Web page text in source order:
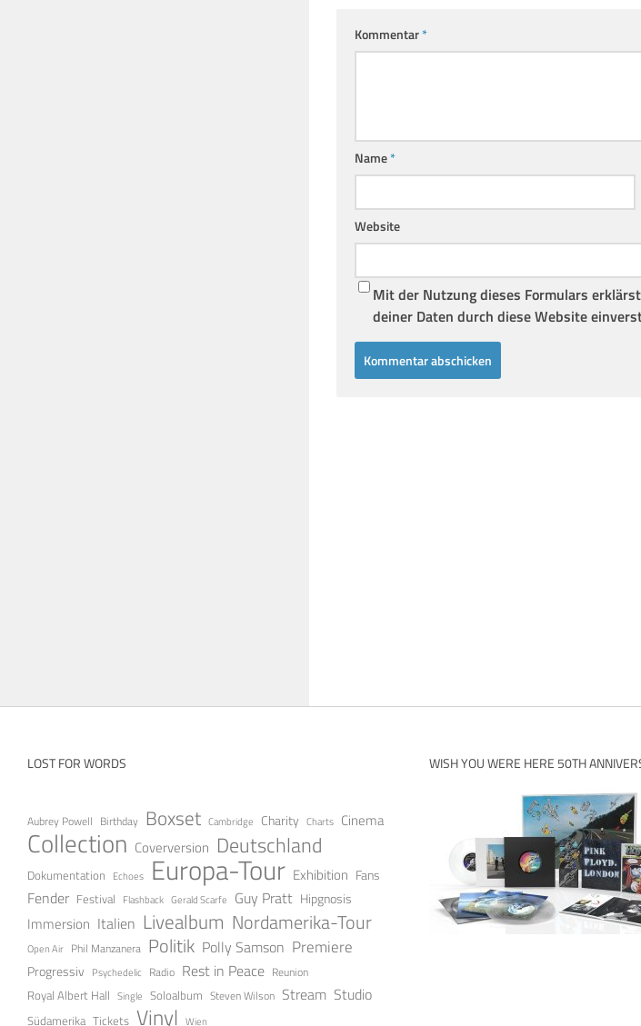
Kommentar*
Name*
Website
Mit der Nutzung dieses Formulars
deiner Daten durch diese Website
LOST FOR WORDS
Aubrey Powell Birthday Boxset Cambridge Charity Charts Cinema
Collection Coverversion Deutschland
Dokumentation Echoes Europa-Tour Exhibition Fans
Fender Festival Flashback Gerald Scarfe Guy Pratt Hipgnosis
Immersion Italien Livealbum Nordamerika-Tour
Open Air Phil Manzanera Politik Polly Samson Premiere
Progressiv Psychedelic Radio Rest in Peace Reunion
Royal Albert Hall Single Soloalbum Steven Wilson Stream Studio
Südamerika Tickets Vinyl Wien
WISH YOU WERE HERE 50TH